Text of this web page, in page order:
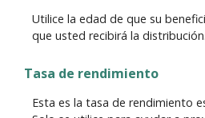
Utilice la edad de que su
que usted recibirá la distribución.
Tasa de rendimiento
Esta es la tasa de rendimiento